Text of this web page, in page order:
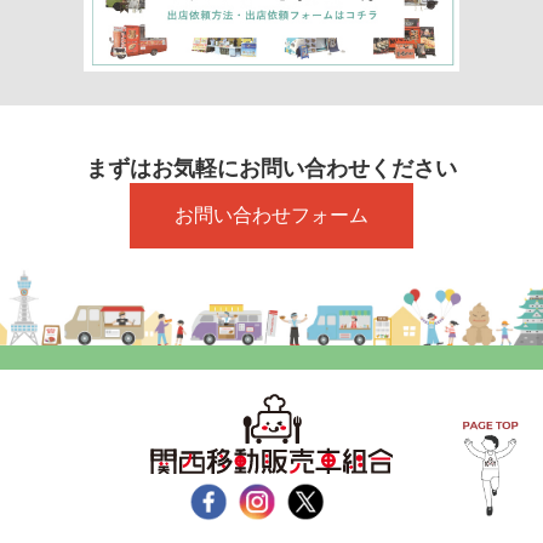
まずはお気軽にお問い合わせください
お問い合わせフォーム